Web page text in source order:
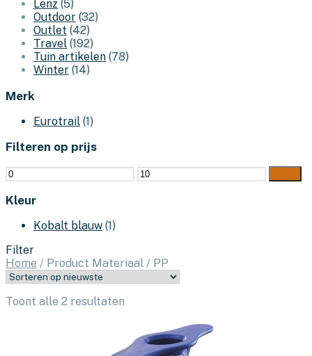
Lenz (5)
Outdoor (32)
Outlet (42)
Travel (192)
Tuin artikelen (78)
Winter (14)
Merk
Eurotrail (1)
Filteren op prijs
Min.
prijs
Max.
prijs
Kleur
Kobalt blauw (1)
Filter
Home / Product Materiaal / PP
Toont alle 2 resultaten
nieuwste